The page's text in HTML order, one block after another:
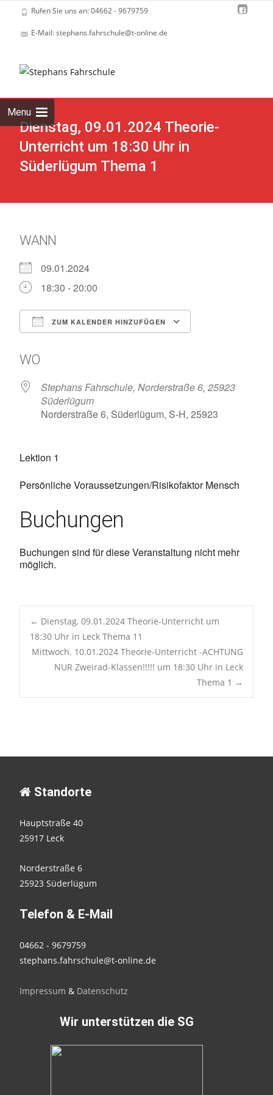
Rufen Sie uns an: 04662 - 9679759
E-Mail: stephans.fahrschule@t-online.de
Menu
Dienstag, 09.01.2024 Theorie-
Unterricht um 18:30 Uhr in
Süderlügum Thema 1
WANN
09.01.2024
18:30 - 20:00
ZUM KALENDER HINZUFÜGEN
WO
Stephans Fahrschule, Norderstraße 6, 25923
Süderlügum
Norderstraße 6, Süderlügum, S-H, 25923
Lektion 1
Persönliche Voraussetzungen/Risikofaktor Mensch
Buchungen
Buchungen sind für diese Veranstaltung nicht mehr
möglich.
Post
navigation
← Dienstag, 09.01.2024 Theorie-Unterricht um
18:30 Uhr in Leck Thema 11
Mittwoch. 10.01.2024 Theorie-Unterricht -ACHTUNG
NUR Zweirad-Klassen!!!!! um 18:30 Uhr in Leck
Thema 1 →
Standorte
Hauptstraße 40
25917 Leck
Norderstraße 6
25923 Süderlügum
Telefon & E-Mail
04662 - 9679759
stephans.fahrschule@t-online.de
Impressum & Datenschutz
Wir unterstützen die SG